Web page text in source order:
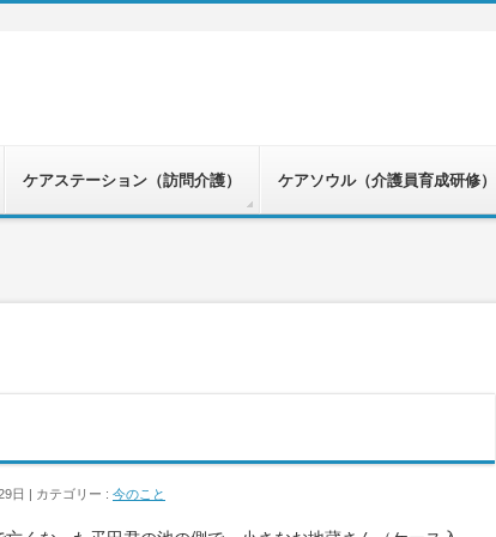
ケアステーション（訪問介護） ケアソウル（介護員育成研修）
日 カテゴリー : 今のこと